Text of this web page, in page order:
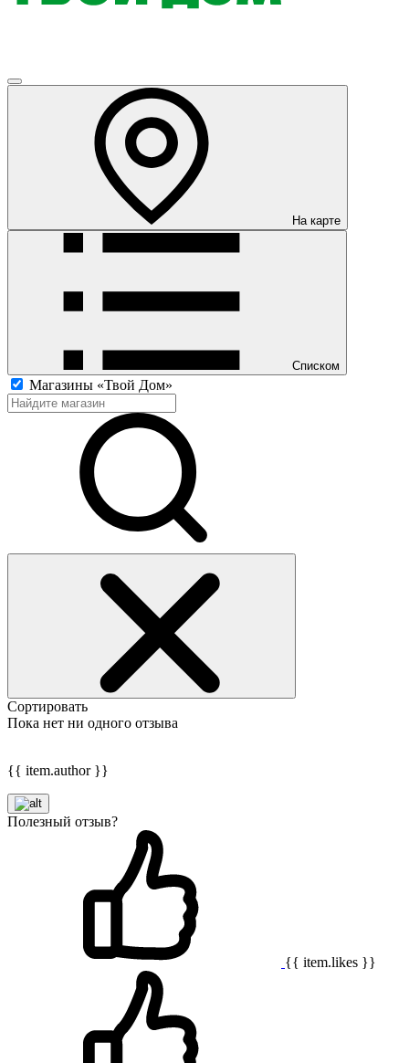
На карте
Списком
Магазины «Твой Дом»
Сортировать
Пока нет ни одного отзыва
{{ item.author }}
Полезный отзыв?
{{ item.likes }}